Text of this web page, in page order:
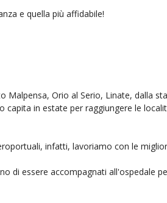
e quella più affidabile!
Orio al Serio, Linate, dalla
in estate per raggiungere le
infatti, lavoriamo con le
di essere accompagnati all'ospedale